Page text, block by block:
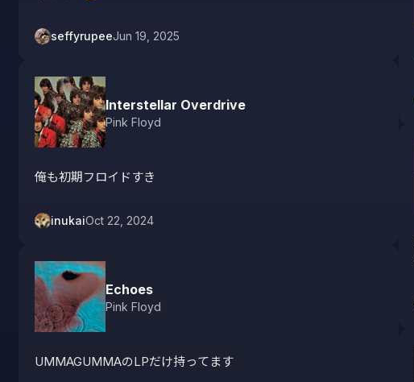
seffyrupeeJun 19, 2025
Interstellar Overdrive
Pink Floyd
俺も初期フロイドすき
inukaiOct 22, 2024
Echoes
Pink Floyd
UMMAGUMMAのLPだけ持ってます